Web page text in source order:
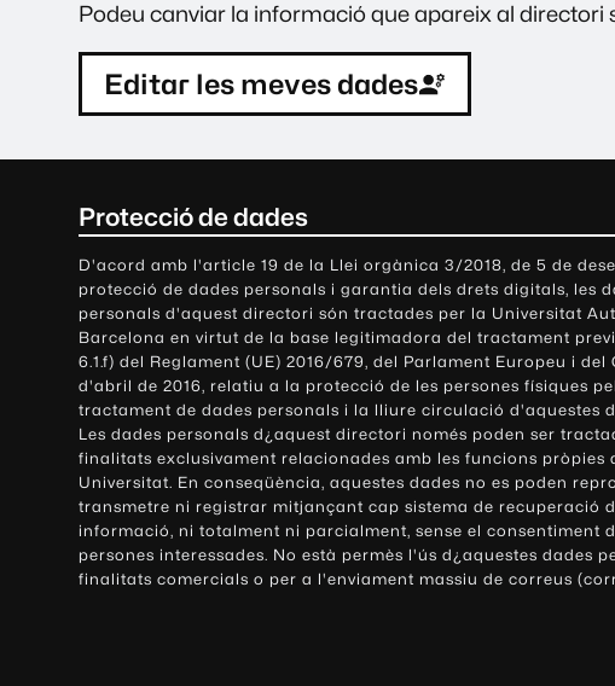
Podeu canviar la informació que apareix al directori
Editar les meves dades
Protecció de dades
D'acord amb l'article 19 de la Llei orgànica 3/2018, de 5 de
protecció de dades personals i garantia dels drets digitals, les
personals d'aquest directori són tractades per la Universitat
Barcelona en virtut de la base legitimadora del tractament
6.1.f) del Reglament (UE) 2016/679, del Parlament Europeu i del
d'abril de 2016, relatiu a la protecció de les persones físiques
tractament de dades personals i la lliure circulació d'aquestes
Les dades personals d¿aquest directori només poden ser
finalitats exclusivament relacionades amb les funcions pròpies
Universitat. En conseqüència, aquestes dades no es poden
transmetre ni registrar mitjançant cap sistema de recuperació
informació, ni totalment ni parcialment, sense el consentiment
persones interessades. No està permès l'ús d¿aquestes dades
finalitats comercials o per a l'enviament massiu de correus